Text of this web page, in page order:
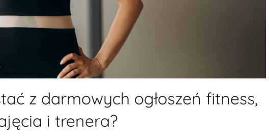
z darmowych ogłoszeń fitness,
i trenera?